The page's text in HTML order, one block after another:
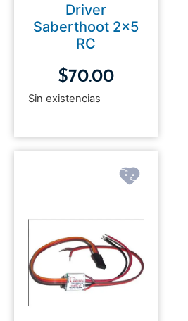
Driver
Saberthoot 2×5
RC
$70.00
Sin existencias